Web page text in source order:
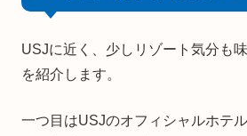
USJに近く、少しリゾート気分も
を紹介します。
一つ目はUSJのオフィシャルホテ